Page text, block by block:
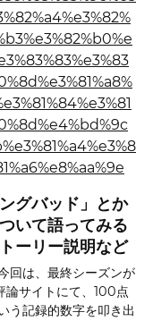
グバッド」とか
いて語ってみる
ーリー説明など
回は、最終シーズンが
論サイトにて、100点
う記録的数字を叩き出